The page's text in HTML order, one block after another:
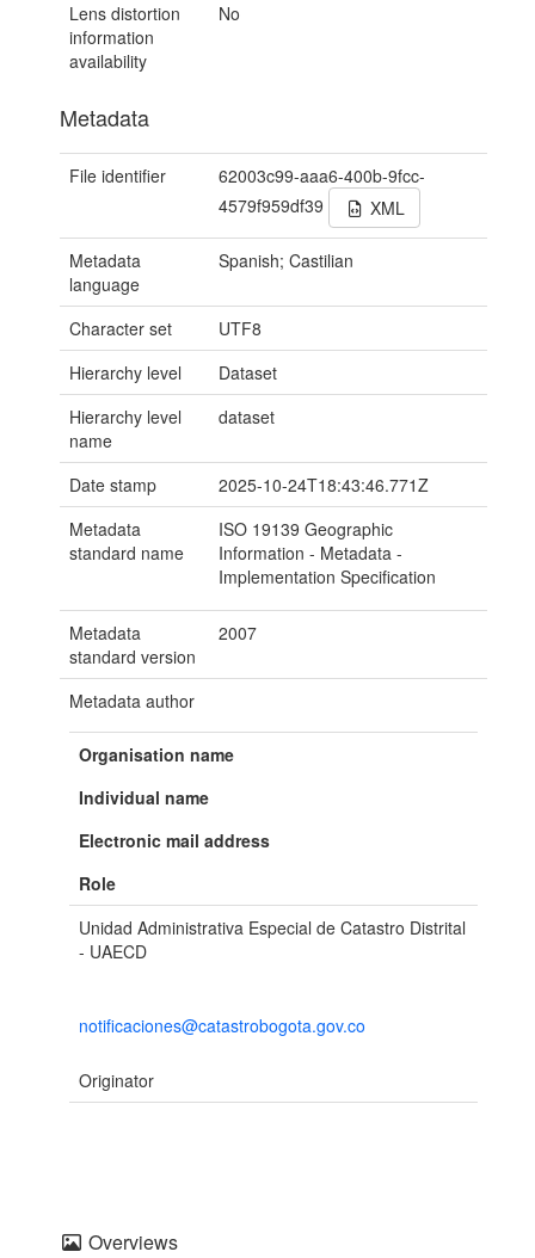
Lens distortion
information
availability
No
Metadata
File identifier
62003c99-aaa6-400b-9fcc-
4579f959df39
XML
Metadata
language
Spanish; Castilian
Character set
UTF8
Hierarchy level
Dataset
Hierarchy level
name
dataset
Date stamp
2025-10-24T18:43:46.771Z
Metadata
standard name
ISO 19139 Geographic
Information - Metadata -
Implementation Specification
Metadata
standard version
2007
Metadata author
Organisation name
Individual name
Electronic mail address
Role
Unidad Administrativa Especial de Catastro Distrital
- UAECD
notificaciones@catastrobogota.gov.co
Originator
Overviews